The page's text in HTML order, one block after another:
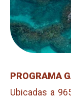
PROGRAMA
Ubicadas a